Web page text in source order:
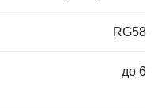
RG58
до 6